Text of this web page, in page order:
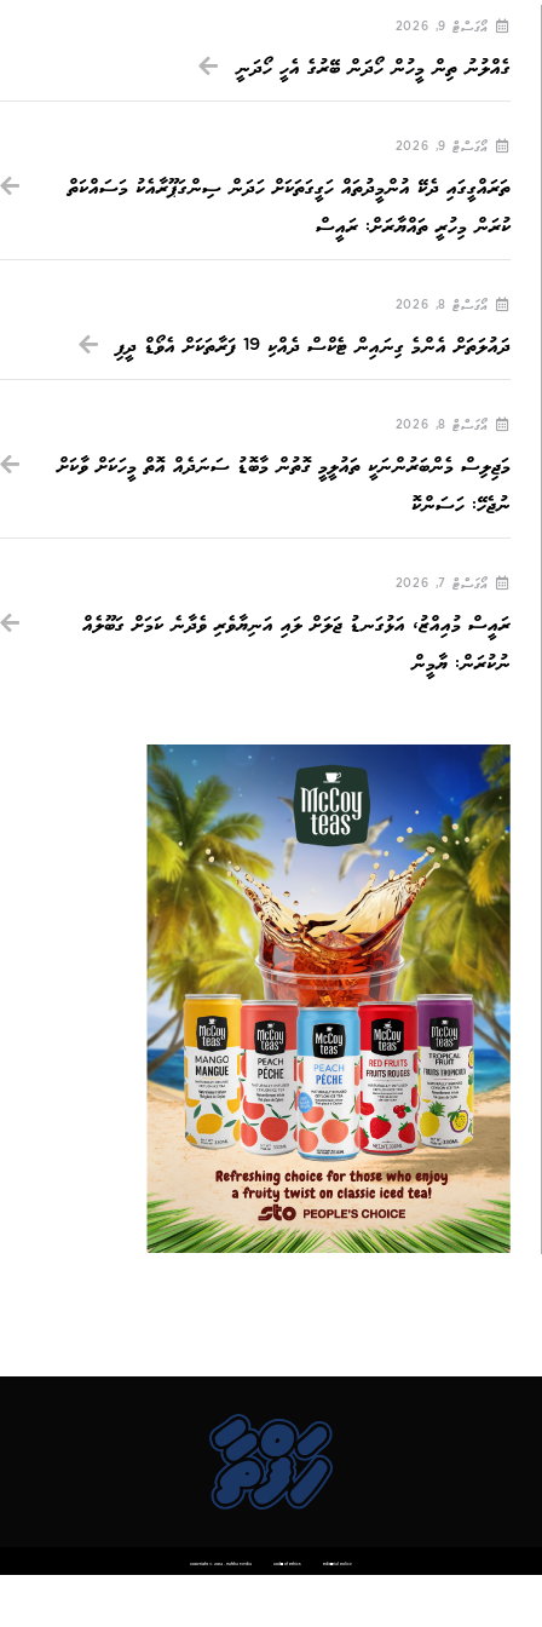
އޯގަސްޓް 9, 2026
ގެއްލުނު ތިން މީހުން ހޯދަން ބޭރުގެ އެހީ ހޯދަނީ
އޯގަސްޓް 9, 2026
ތަރައްގީގައި ދެކޭ އުންމީދުތައް ހަގީގަތަކަށް ހަދަން ސިންގަޕޫރާއެކު މަސައްކަތް
ކުރަން މިހުރީ ތައްޔާރަށް: ރައީސް
އޯގަސްޓް 8, 2026
ދައުލަތަށް އެންމެ ގިނައިން ޓެކްސް ދެއްކި 19 ފަރާތަކަށް އެވޯޑް ދީފި
އޯގަސްޓް 8, 2026
މަޖިލިސް މެންބަރުންނަކީ ތައުލީމީ ގޮތުން މާބޮޑު ސަނަދެއް އޮތް މީހަކަށް ވާކަށް
ނުޖެހޭ: ހަސަންކޮ
އޯގަސްޓް 7, 2026
ރައީސް މުއިއްޒު، އަޅުގަނޑު ޖަލަށް ލައި އަނިޔާވެރި ވެދާނެ ކަމަށް ގަބޫލެއް
ނުކުރަން: ޔާމީން
Editorial Policy
Code of Ethics
Copyright © 2014 . Haftha Media